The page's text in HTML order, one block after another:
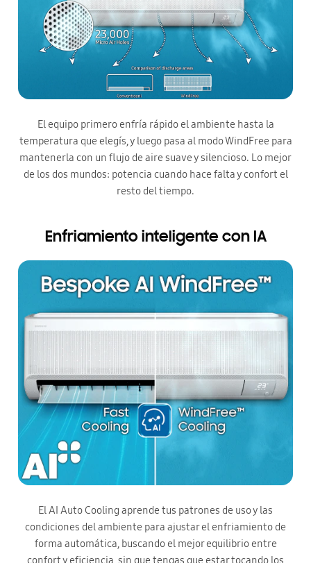
El equipo primero enfría rápido el ambiente hasta la
temperatura que elegís, y luego pasa al modo WindFree para
mantenerla con un flujo de aire suave y silencioso. Lo mejor
de los dos mundos: potencia cuando hace falta y confort el
resto del tiempo.
Enfriamiento inteligente con IA
El AI Auto Cooling aprende tus patrones de uso y las
condiciones del ambiente para ajustar el enfriamiento de
forma automática, buscando el mejor equilibrio entre
confort y eficiencia, sin que tengas que estar tocando los